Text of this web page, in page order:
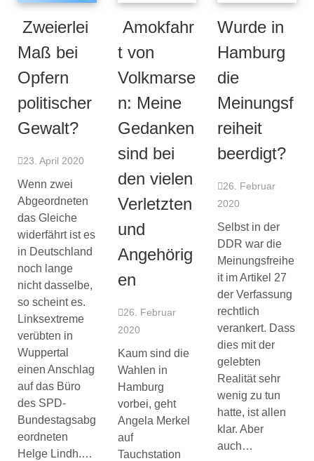
Zweierlei
Maß bei
Opfern
politischer
Gewalt?
23. April 2020
Wenn zwei
Abgeordneten
das Gleiche
widerfährt ist es
in Deutschland
noch lange
nicht dasselbe,
so scheint es.
Linksextreme
verübten in
Wuppertal
einen Anschlag
auf das Büro
des SPD-
Bundestagsabg
eordneten
Helge Lindh.…
Amokfahr
t von
Volkmarse
n: Meine
Gedanken
sind bei
den vielen
Verletzten
und
Angehörig
en
26. Februar
2020
Kaum sind die
Wahlen in
Hamburg
vorbei, geht
Angela Merkel
auf
Tauchstation
Wurde in
Hamburg
die
Meinungsf
reiheit
beerdigt?
26. Februar
2020
Selbst in der
DDR war die
Meinungsfreihe
it im Artikel 27
der Verfassung
rechtlich
verankert. Dass
dies mit der
gelebten
Realität sehr
wenig zu tun
hatte, ist allen
klar. Aber
auch…